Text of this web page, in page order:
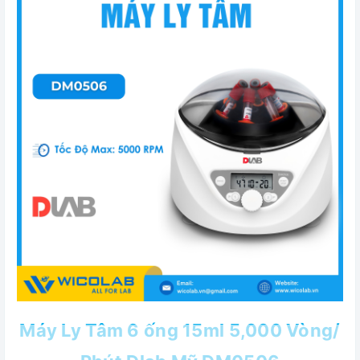
Máy Ly Tâm 6 ống 15ml 5,000 Vòng/